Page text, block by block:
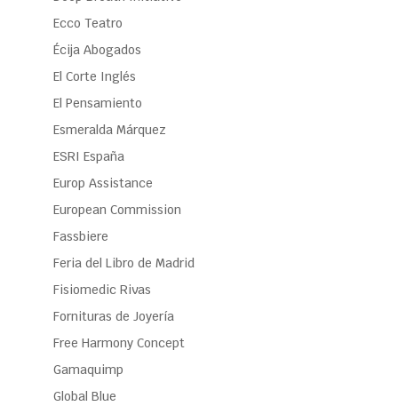
Ecco Teatro
Écija Abogados
El Corte Inglés
El Pensamiento
Esmeralda Márquez
ESRI España
Europ Assistance
European Commission
Fassbiere
Feria del Libro de Madrid
Fisiomedic Rivas
Fornituras de Joyería
Free Harmony Concept
Gamaquimp
Global Blue